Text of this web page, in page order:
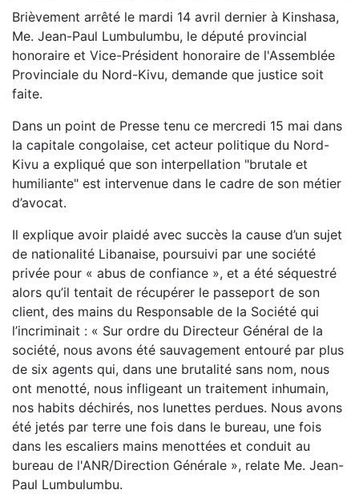
Brièvement arrêté le mardi 14 avril dernier à Kinshasa,
Me. Jean-Paul Lumbulumbu, le député provincial
honoraire et Vice-Président honoraire de l'Assemblée
Provinciale du Nord-Kivu, demande que justice soit
faite.
Dans un point de Presse tenu ce mercredi 15 mai dans
la capitale congolaise, cet acteur politique du Nord-
Kivu a expliqué que son interpellation "brutale et
humiliante" est intervenue dans le cadre de son métier
d’avocat.
Il explique avoir plaidé avec succès la cause d’un sujet
de nationalité Libanaise, poursuivi par une société
privée pour « abus de confiance », et a été séquestré
alors qu’il tentait de récupérer le passeport de son
client, des mains du Responsable de la Société qui
l’incriminait : « Sur ordre du Directeur Général de la
société, nous avons été sauvagement entouré par plus
de six agents qui, dans une brutalité sans nom, nous
ont menotté, nous infligeant un traitement inhumain,
nos habits déchirés, nos lunettes perdues. Nous avons
été jetés par terre une fois dans le bureau, une fois
dans les escaliers mains menottées et conduit au
bureau de l'ANR/Direction Générale », relate Me. Jean-
Paul Lumbulumbu.